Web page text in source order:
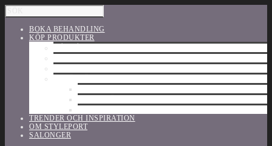
BOKA BEHANDLING
KÖP PRODUKTER
TRENDER OCH INSPIRATION
OM STYLEPORT
SALONGER